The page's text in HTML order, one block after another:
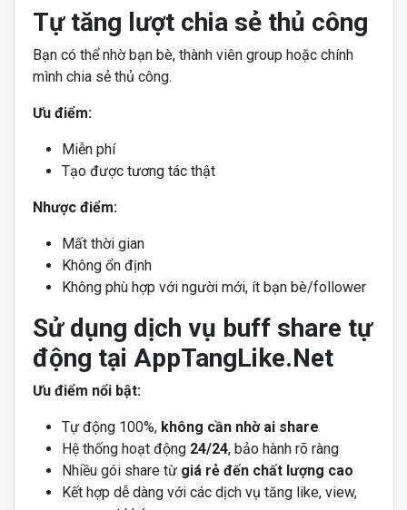
Tự tăng lượt chia sẻ thủ công
Bạn có thể nhờ bạn bè, thành viên group hoặc chính
mình chia sẻ thủ công.
Ưu điểm:
Miễn phí
Tạo được tương tác thật
Nhược điểm:
Mất thời gian
Không ổn định
Không phù hợp với người mới, ít bạn bè/follower
Sử dụng dịch vụ buff share tự
động tại AppTangLike.Net
Ưu điểm nổi bật:
Tự động 100%, không cần nhờ ai share
Hệ thống hoạt động 24/24, bảo hành rõ ràng
Nhiều gói share từ giá rẻ đến chất lượng cao
Kết hợp dễ dàng với các dịch vụ tăng like, view,